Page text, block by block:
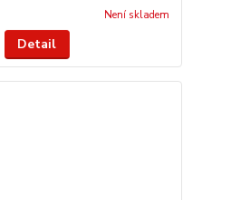
Není skladem
Detail